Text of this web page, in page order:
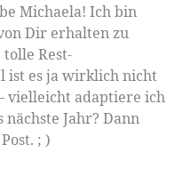
Michaela! Ich bin
Dir erhalten zu
Rest-
ist es ja wirklich nicht
vielleicht adaptiere ich
Jahr? Dann
; )